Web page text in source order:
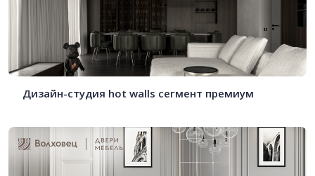
Дизайн-студия hot walls сегмент премиум